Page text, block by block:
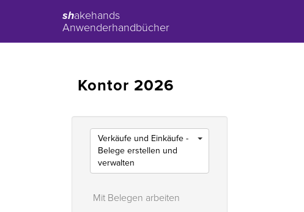
shakehands
Anwenderhandbücher
Kontor 2026
Verkäufe und Einkäufe -
Belege erstellen und
verwalten
Mit Belegen arbeiten